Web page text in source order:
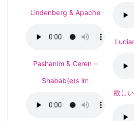
Lindenberg & Apache
Pashanim & Ceren –
Shabab(e)s im
欲し